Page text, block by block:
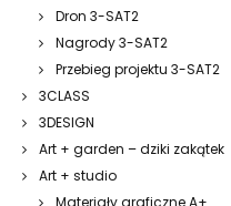
Dron 3-SAT2
Nagrody 3-SAT2
Przebieg projektu 3-SAT2
3CLASS
3DESIGN
Art + garden – dziki zakątek
Art + studio
Materiały graficzne A+